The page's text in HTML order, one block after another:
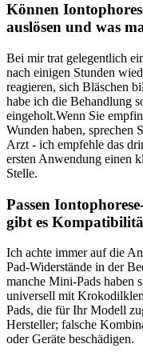
Können
‍auslösen ‌und‌ was
Bei mir trat gelegentlich
nach ​einigen Stunden
reagieren,⁤ sich Bläschen
habe ich die Behandlung
eingeholt.Wenn Sie
Wunden haben,⁤ sprechen
Arzt ‌- ich‍ empfehle ⁢das
‌ersten Anwendung einen
Stelle.
Passen
gibt ​es
Ich achte immer‍ auf ⁢die
Pad‑Widerstände in der
manche‍ Mini‑Pads haben
universell‍ mit
Pads, die für Ihr Modell⁢
⁤Hersteller; falsche
oder Geräte beschädigen.